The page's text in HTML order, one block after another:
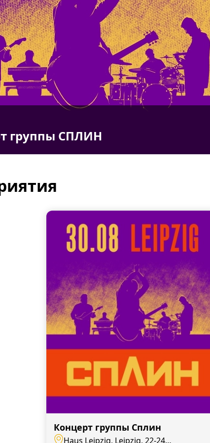
группы СПЛИН
Концерт группы Сплин
Haus Leipzig, Leipzig, 22-24